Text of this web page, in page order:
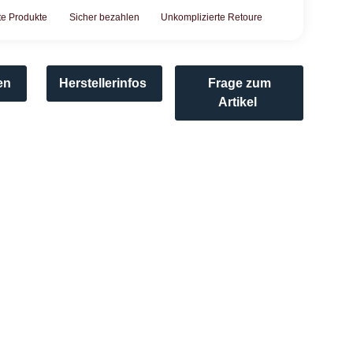
Produkte Sicher bezahlen Unkomplizierte Retoure
Herstellerinfos
Frage zum
Artikel